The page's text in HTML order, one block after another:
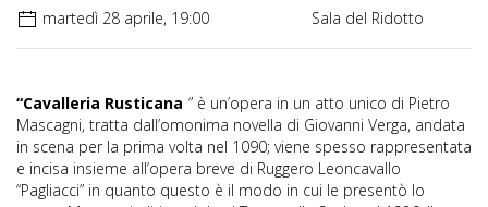
martedì 28 aprile, 19:00 Sala del Ridotto
“Cavalleria Rusticana ” è un’opera in un atto unico di Pietro
Mascagni, tratta dall’omonima novella di Giovanni Verga, andata
in scena per la prima volta nel 1090; viene spesso rappresentata
e incisa insieme all’opera breve di Ruggero Leoncavallo
“Pagliacci” in quanto questo è il modo in cui le presentò lo